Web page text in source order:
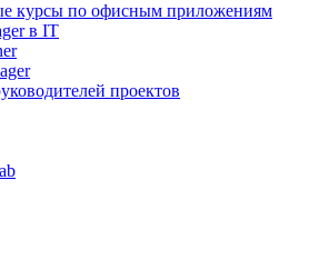
курсы по офисным приложениям
в IT
проектов